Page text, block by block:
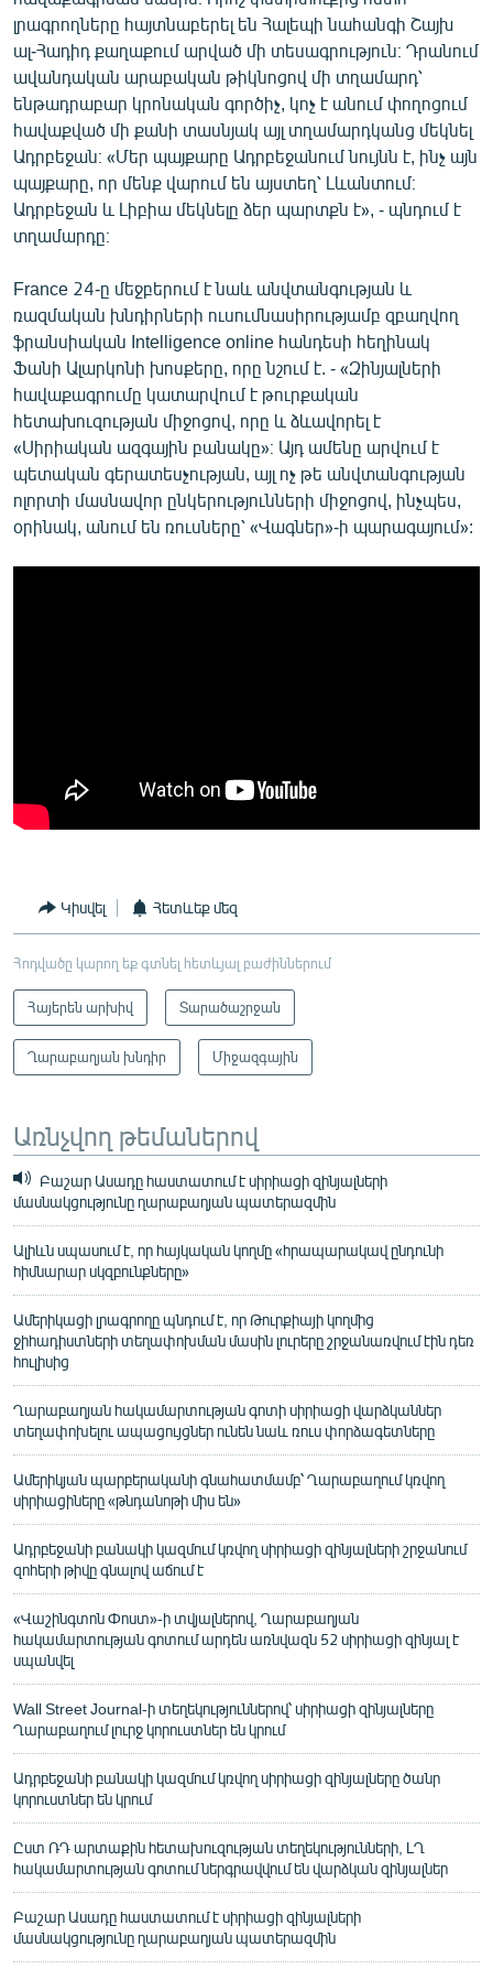
լրագրողները հայտնաբերել են Հալեպի նահանգի Շայխ
ալ-Հադիդ քաղաքում արված մի տեսագրություն։ Դրանում
ավանդական արաբական թիկնոցով մի տղամարդ՝
ենթադրաբար կրոնական գործիչ, կոչ է անում փողոցում
հավաքված մի քանի տասնյակ այլ տղամարդկանց մեկնել
Ադրբեջան։ «Մեր պայքարը Ադրբեջանում նույնն է, ինչ այն
պայքարը, որ մենք վարում են այստեղ՝ Լևանտում։
Ադրբեջան և Լիբիա մեկնելը ձեր պարտքն է», - պնդում է
տղամարդը։
France 24-ը մեջբերում է նաև անվտանգության և
ռազմական խնդիրների ուսումնասիրությամբ զբաղվող
ֆրանսիական Intelligence online հանդեսի հեղինակ
Ֆանի Ալարկոնի խոսքերը, որը նշում է. - «Զինյալների
հավաքագրումը կատարվում է թուրքական
հետախուզության միջոցով, որը և ձևավորել է
«Սիրիական ազգային բանակը»։ Այդ ամենը արվում է
պետական գերատեսչության, այլ ոչ թե անվտանգության
ոլորտի մասնավոր ընկերությունների միջոցով, ինչպես,
օրինակ, անում են ռուսները՝ «Վագներ»-ի պարագայում»:
Կիսվել Հետևեք մեզ
Հոդվածը կարող եք գտնել հետևյալ բաժիններում
Հայերեն արխիվ Տարածաշրջան
Ղարաբաղյան խնդիր Միջազգային
Առնչվող թեմաներով
Բաշար Ասադը հաստատում է սիրիացի զինյալների
մասնակցությունը ղարաբաղյան պատերազմին
Ալիևն սպասում է, որ հայկական կողմը «հրապարակավ ընդունի
հիմնարար սկզբունքները»
Ամերիկացի լրագրողը պնդում է, որ Թուրքիայի կողմից
ջիհադիստների տեղափոխման մասին լուրերը շրջանառվում էին դեռ
հուլիսից
Ղարաբաղյան հակամարտության գոտի սիրիացի վարձկաններ
տեղափոխելու ապացույցներ ունեն նաև ռուս փորձագետները
Ամերիկյան պարբերականի գնահատմամբ՝ Ղարաբաղում կռվող
սիրիացիները «թնդանոթի միս են»
Ադրբեջանի բանակի կազմում կռվող սիրիացի զինյալների շրջանում
զոհերի թիվը գնալով աճում է
«Վաշինգտոն Փոստ»-ի տվյալներով, Ղարաբաղյան
հակամարտության գոտում արդեն առնվազն 52 սիրիացի զինյալ է
սպանվել
Wall Street Journal-ի տեղեկություններով՝ սիրիացի զինյալները
Ղարաբաղում լուրջ կորուստներ են կրում
Ադրբեջանի բանակի կազմում կռվող սիրիացի զինյալները ծանր
կորուստներ են կրում
Ըստ ՌԴ արտաքին հետախուզության տեղեկությունների, ԼՂ
հակամարտության գոտում ներգրավվում են վարձկան զինյալներ
Բաշար Ասադը հաստատում է սիրիացի զինյալների
մասնակցությունը ղարաբաղյան պատերազմին